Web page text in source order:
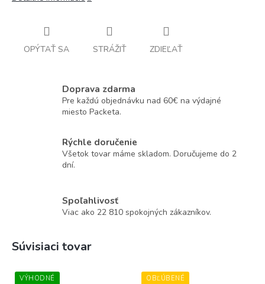
OPÝTAŤ SA STRÁŽIŤ ZDIEĽAŤ
Doprava zdarma
Pre každú objednávku nad 60€ na výdajné
miesto Packeta.
Rýchle doručenie
Všetok tovar máme skladom. Doručujeme do 2
dní.
Spoľahlivosť
Viac ako 22 810 spokojných zákazníkov.
Súvisiaci tovar
VÝHODNÉ OBĽÚBENÉ